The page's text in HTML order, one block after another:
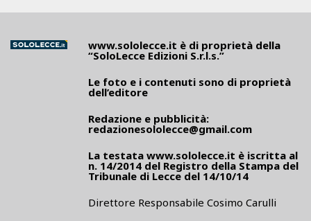
www.sololecce.it è di proprietà della
“SoloLecce Edizioni S.r.l.s.”
Le foto e i contenuti sono di proprietà
dell’editore
Redazione e pubblicità:
redazionesololecce@gmail.com
La testata www.sololecce.it è iscritta al
n. 14/2014 del Registro della Stampa del
Tribunale di Lecce del 14/10/14
Direttore Responsabile Cosimo Carulli